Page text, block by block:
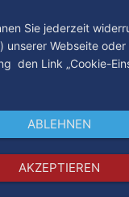
Sie jederzeit
unserer Webseite oder
den Link „Cookie-
ABLEHNEN
AKZEPTIEREN